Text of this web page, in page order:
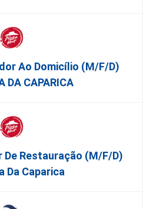
Ao Domicílio (m/f/d)
DA CAPARICA
De Restauração (m/f/d)
Da Caparica